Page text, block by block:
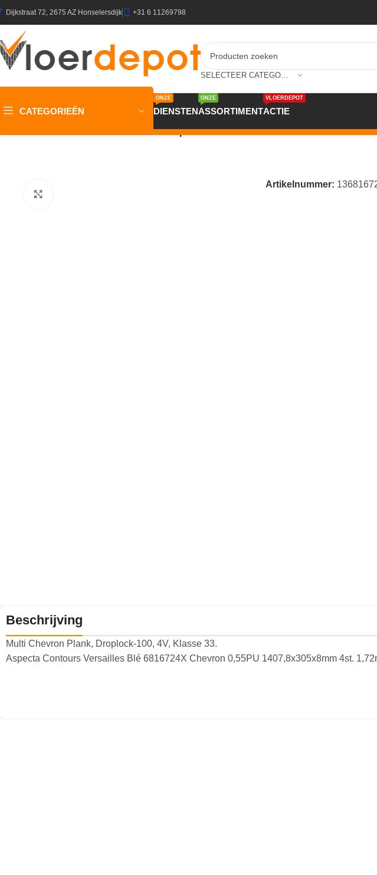
Dijkstraat 72, 2675 AZ Honselersdijk +31 6 11269798
CATEGORIEËN DIENSTEN
ONZE
ASSORTIMENT
ONZE
ACTIE
VLOERDEPOT
PVC Vloeren/Aspecta Contours Versailles Blé 6816724X
Artikelnummer:
Beschrijving
Multi Chevron Plank, Droplock-100, 4V, Klasse 33.
Aspecta Contours Versailles Blé 6816724X Chevron 0,55PU 1407,8x305x8mm 4st.